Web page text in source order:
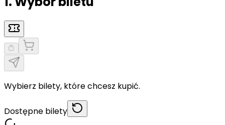
Wybierz bilety, które chcesz kupić.
Dostępne bilety